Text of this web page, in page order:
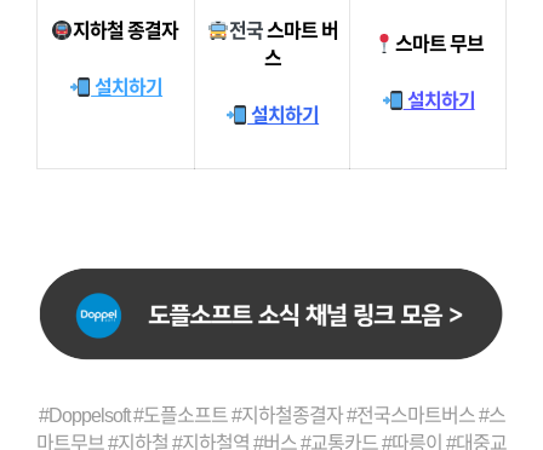
지하철 종결자
설치하기
전국스마트 버
스
설치하기
스마트 무브
설치하기
#Doppelsoft #도플소프트 #지하철종결자 #전국스마트버스 #스
마트무브 #지하철 #지하철역 #버스 #교통카드 #따릉이 #대중교